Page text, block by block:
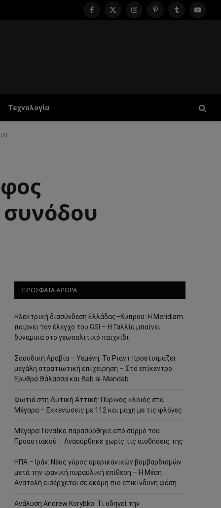
Facebook
X
InstagramPinterestTumblr
Τεχνολογία
συνόδου
ΠΡΟΣΦΑΤΑ ΑΡΘΡΑ
Ηλεκτρική διασύνδεση Ελλάδας–Κύπρου: Η Meridiam
παίρνει τον έλεγχο του GSI – Η Γαλλία μπαίνει
δυναμικά στο γεωπολιτικό παιχνίδι
Σαουδική Αραβία – Υεμένη: Το Ριάντ προετοιμάζει
μεγάλη στρατιωτική επιχείρηση – Στο επίκεντρο
Ερυθρά Θάλασσα και Bab al-Mandab
Φωτιά στη Δυτική Αττική: Πύρινος κλοιός στα
Μέγαρα – Εκκενώσεις με 112 και μάχη με τις φλόγες
Μέγαρα: Γυναίκα παρασύρθηκε από συρμό του
Προαστιακού – Ανασύρθηκε χωρίς τις αισθήσεις της
ΗΠΑ – Ιράν: Νέος γύρος αμερικανικών βομβαρδισμών
μετά την ιρανική πυραυλική επίθεση – Η Μέση
Ανατολή εισέρχεται σε ακόμη πιο επικίνδυνη φάση
Ανάλυση Andrew Korybko: Τι οδηγεί την